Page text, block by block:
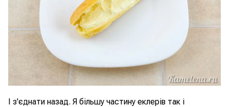
І з'єднати назад. Я більшу частину еклерів так і